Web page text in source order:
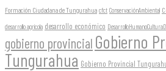
Formación Ciudadana de Tungurahua cfct ConservaciónAmbiental
desarrollo agrícola desarrollo económico
gobierno provincial Gobierno
Tungurahua Gobierno Provincial